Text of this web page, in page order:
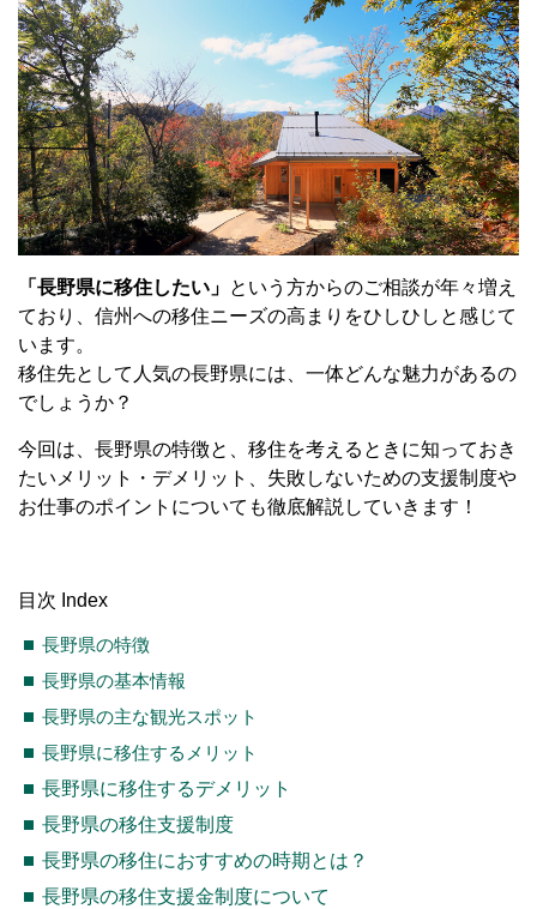
「長野県に移住したい」 という方からのご相談が年々増え
ており、信州への移住ニーズの高まりをひしひしと感じて
います。
移住先として人気の長野県には、一体どんな魅力があるの
でしょうか？
今回は、長野県の特徴と、移住を考えるときに知っておき
たいメリット・デメリット、失敗しないための支援制度や
お仕事のポイントについても徹底解説していきます！
目次 Index
長野県の特徴
長野県の基本情報
長野県の主な観光スポット
長野県に移住するメリット
長野県に移住するデメリット
長野県の移住支援制度
長野県の移住におすすめの時期とは？
長野県の移住支援金制度について